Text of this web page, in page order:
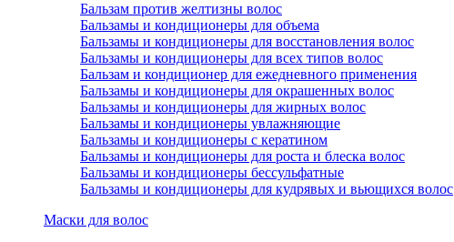
Бальзам против желтизны волос
Бальзамы и кондиционеры для объема
Бальзамы и кондиционеры для восстановления волос
Бальзамы и кондиционеры для всех типов волос
Бальзам и кондиционер для ежедневного применения
Бальзамы и кондиционеры для окрашенных волос
Бальзамы и кондиционеры для жирных волос
Бальзамы и кондиционеры увлажняющие
Бальзамы и кондиционеры с кератином
Бальзамы и кондиционеры для роста и блеска волос
Бальзамы и кондиционеры бессульфатные
Бальзамы и кондиционеры для кудрявых и вьющихся волос
Маски для волос